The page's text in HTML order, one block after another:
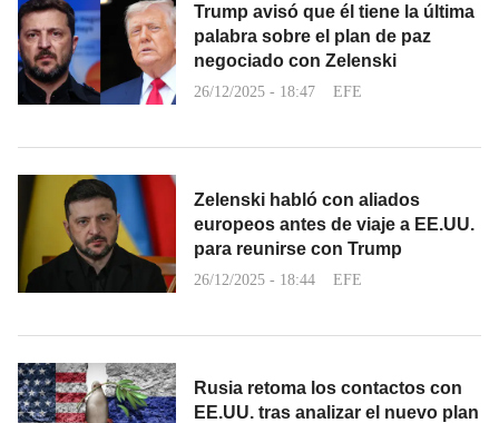
Trump avisó que él tiene la última
palabra sobre el plan de paz
negociado con Zelenski
26/12/2025 - 18:47 EFE
Zelenski habló con aliados
europeos antes de viaje a EE.UU.
para reunirse con Trump
26/12/2025 - 18:44 EFE
Rusia retoma los contactos con
EE.UU. tras analizar el nuevo plan